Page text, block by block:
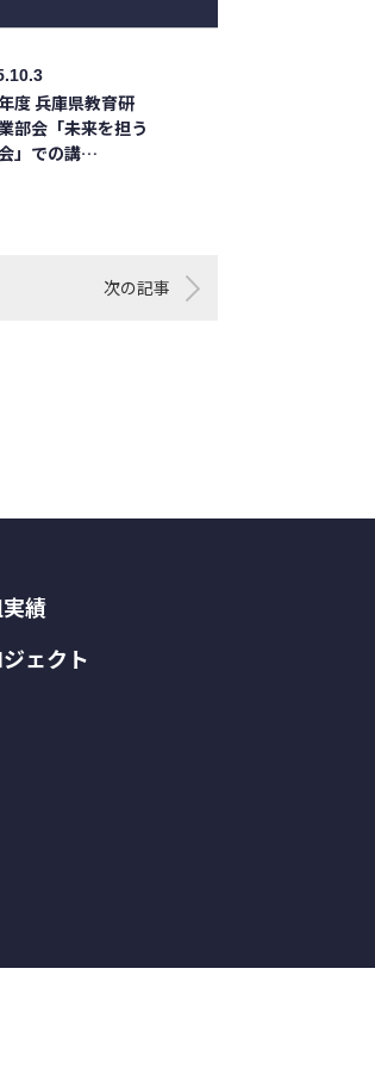
度 兵庫県教育研
部会「未来を担う
」での講…
次の記事
績
ェクト